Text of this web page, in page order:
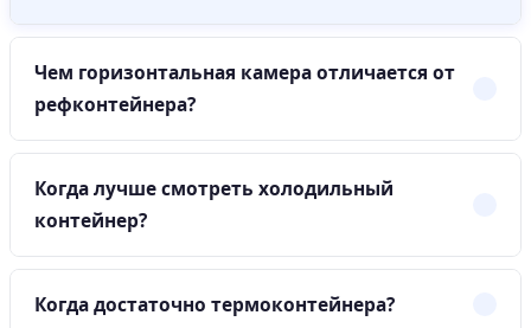
Чем горизонтальная камера отличается от
рефконтейнера?
Когда лучше смотреть холодильный
контейнер?
Когда достаточно термоконтейнера?